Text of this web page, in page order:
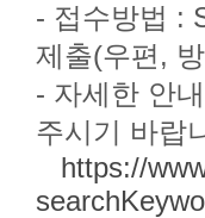
- 접수방법 :
제출(우편,
- 자세한 안
주시기 바랍
https://